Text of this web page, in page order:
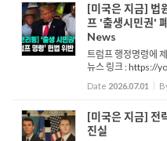
[미국은 지금] 법
프 '출생시민권'
News
트럼프 행정명령에
뉴스 링크 : https://
Date 2026.07.01
[미국은 지금] 전
진실